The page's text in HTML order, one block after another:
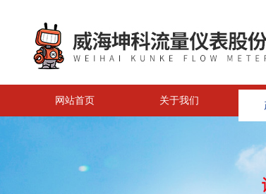
网站首页 关于我们